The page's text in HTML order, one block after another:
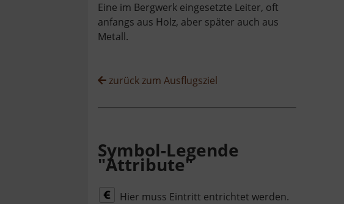
Eine im Bergwerk eingesetzte Leiter, oft
anfangs aus Holz, aber später auch aus
Metall.
zurück zum Ausflugsziel
Symbol-Legende
"Attribute"
Hier muss Eintritt entrichtet werden.